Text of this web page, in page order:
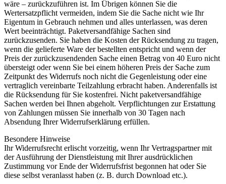
wäre – zurückzuführen ist. Im Übrigen können Sie die
Wertersatzpflicht vermeiden, indem Sie die Sache nicht wie Ihr
Eigentum in Gebrauch nehmen und alles unterlassen, was deren
Wert beeinträchtigt. Paketversandfähige Sachen sind
zurückzusenden. Sie haben die Kosten der Rücksendung zu tragen,
wenn die gelieferte Ware der bestellten entspricht und wenn der
Preis der zurückzusendenden Sache einen Betrag von 40 Euro nicht
übersteigt oder wenn Sie bei einem höheren Preis der Sache zum
Zeitpunkt des Widerrufs noch nicht die Gegenleistung oder eine
vertraglich vereinbarte Teilzahlung erbracht haben. Anderenfalls ist
die Rücksendung für Sie kostenfrei. Nicht paketversandfähige
Sachen werden bei Ihnen abgeholt. Verpflichtungen zur Erstattung
von Zahlungen müssen Sie innerhalb von 30 Tagen nach
Absendung Ihrer Widerrufserklärung erfüllen.
Besondere Hinweise
Ihr Widerrufsrecht erlischt vorzeitig, wenn Ihr Vertragspartner mit
der Ausführung der Dienstleistung mit Ihrer ausdrücklichen
Zustimmung vor Ende der Widerrufsfrist begonnen hat oder Sie
diese selbst veranlasst haben (z. B. durch Download etc.).